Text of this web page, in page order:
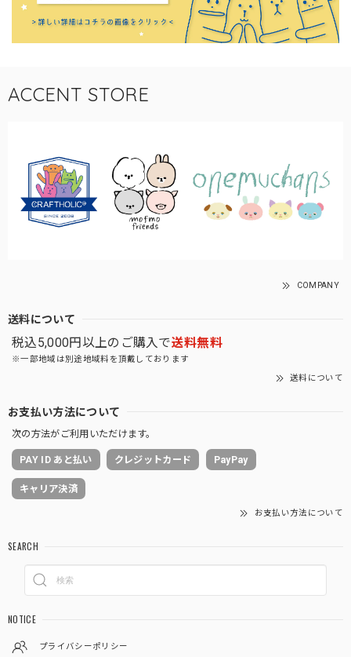
ACCENT STORE
COMPANY
送料について
税込5,000円以上のご購入で送料無料
※一部地域は別途地域料を頂戴しております
送料について
お支払い方法について
次の方法がご利用いただけます。
PAY ID あと払い クレジットカード PayPay
キャリア決済
お支払い方法について
SEARCH
NOTICE
プライバシーポリシー